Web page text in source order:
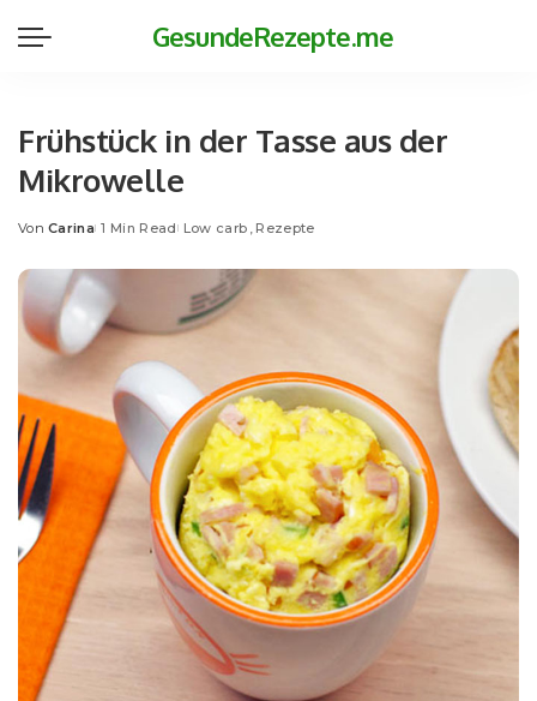
GesundeRezepte.me
Frühstück in der Tasse aus der
Mikrowelle
Posted
Von Carina 1 Min Read Low carb Rezepte